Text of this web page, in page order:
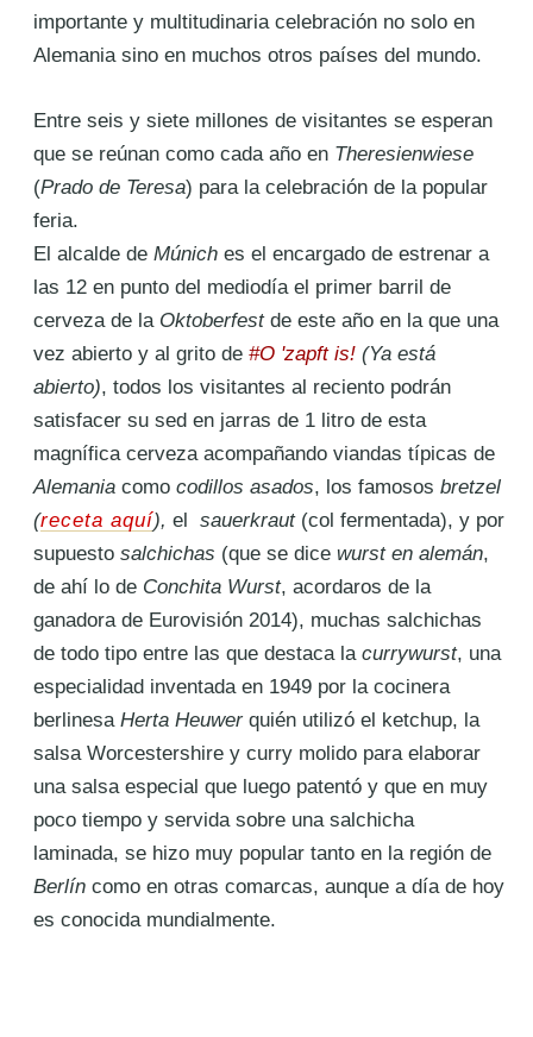
importante y multitudinaria celebración no solo en
Alemania sino en muchos otros países del mundo.
Entre seis y siete millones de visitantes se esperan
que se reúnan como cada año en Theresienwiese
(Prado de Teresa) para la celebración de la popular
feria.
El alcalde deMúnich es el encargado de estrenar a
las 12 en punto del mediodía el primer barril de
cerveza de la Oktoberfestde este año en la que una
vez abierto y al grito de#O 'zapft is! (Ya está
abierto), todos los visitantes al reciento podrán
satisfacer su sed en jarras de 1 litro de esta
magnífica cerveza acompañando viandas típicas de
Alemania comocodillos asados, los famososbretzel
(receta aquí),elsauerkraut (col fermentada), y por
supuesto salchichas (que se dicewurst en alemán,
de ahí lo de Conchita Wurst, acordaros de la
ganadora de Eurovisión 2014), muchas salchichas
de todo tipo entre las que destaca lacurrywurst, una
especialidad inventada en 1949 por la cocinera
berlinesaHerta Heuwerquién utilizó el ketchup, la
salsa Worcestershire y curry molido para elaborar
una salsa especial que luego patentó y que en muy
poco tiempo y servida sobre una salchicha
laminada, se hizo muy popular tanto en la región de
Berlín como en otras comarcas, aunque a día de hoy
es conocida mundialmente.